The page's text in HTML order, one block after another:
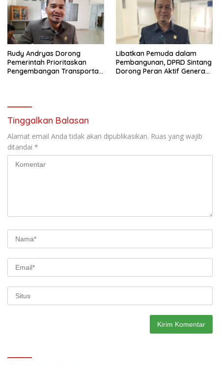
Rudy Andryas Dorong
Pemerintah Prioritaskan
Pengembangan Transportasi
Libatkan Pemuda dalam
Pembangunan, DPRD Sintang
Dorong Peran Aktif Generasi
Tinggalkan Balasan
Alamat email Anda tidak akan dipublikasikan. Ruas yang wajib
ditandai *